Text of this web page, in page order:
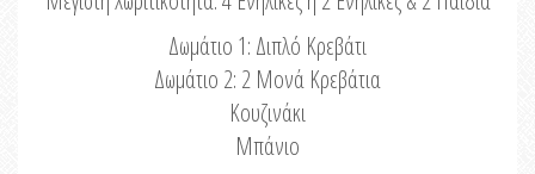
Δωμάτιο 1: Διπλό Κρεβάτι
Δωμάτιο 2: 2 Μονά Κρεβάτια
Κουζινάκι
Μπάνιο